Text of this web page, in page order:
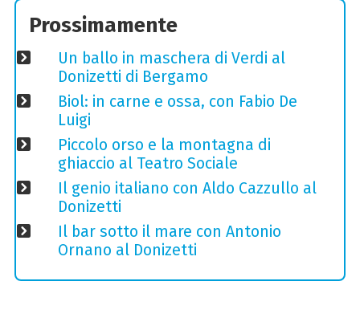
Prossimamente
Un ballo in maschera di Verdi al
Donizetti di Bergamo
Biol: in carne e ossa, con Fabio De
Luigi
Piccolo orso e la montagna di
ghiaccio al Teatro Sociale
Il genio italiano con Aldo Cazzullo al
Donizetti
Il bar sotto il mare con Antonio
Ornano al Donizetti